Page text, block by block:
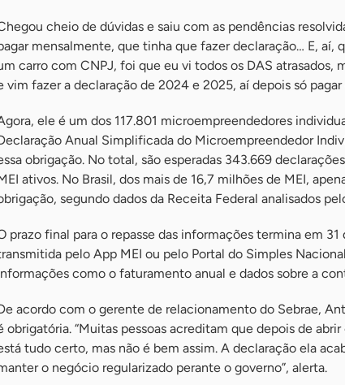
cheio de dúvidas e saiu com as pendências
mensalmente, que tinha que fazer declaração… E, aí,
carro com CNPJ, foi que eu vi todos os DAS atrasados,
vim fazer a declaração de 2024 e 2025, aí depois só pagar
ele é um dos 117.801 microempreendedores
Anual Simplificada do Microempreendedor
obrigação. No total, são esperadas 343.669
ativos. No Brasil, dos mais de 16,7 milhões de MEI,
segundo dados da Receita Federal analisados
prazo final para o repasse das informações termina em
pelo App MEI ou pelo Portal do Simples
como o faturamento anual e dados sobre a
acordo com o gerente de relacionamento do Sebrae,
obrigatória. “Muitas pessoas acreditam que depois de
tudo certo, mas não é bem assim. A declaração ela
o negócio regularizado perante o governo”, alerta.